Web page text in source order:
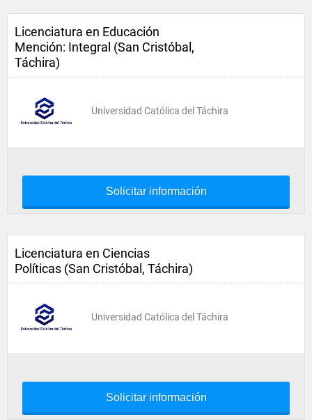
Licenciatura en Educación
Mención: Integral (San Cristóbal,
Táchira)
Universidad Católica del Táchira
Solicitar información
Licenciatura en Ciencias
Políticas (San Cristóbal, Táchira)
Universidad Católica del Táchira
Solicitar información